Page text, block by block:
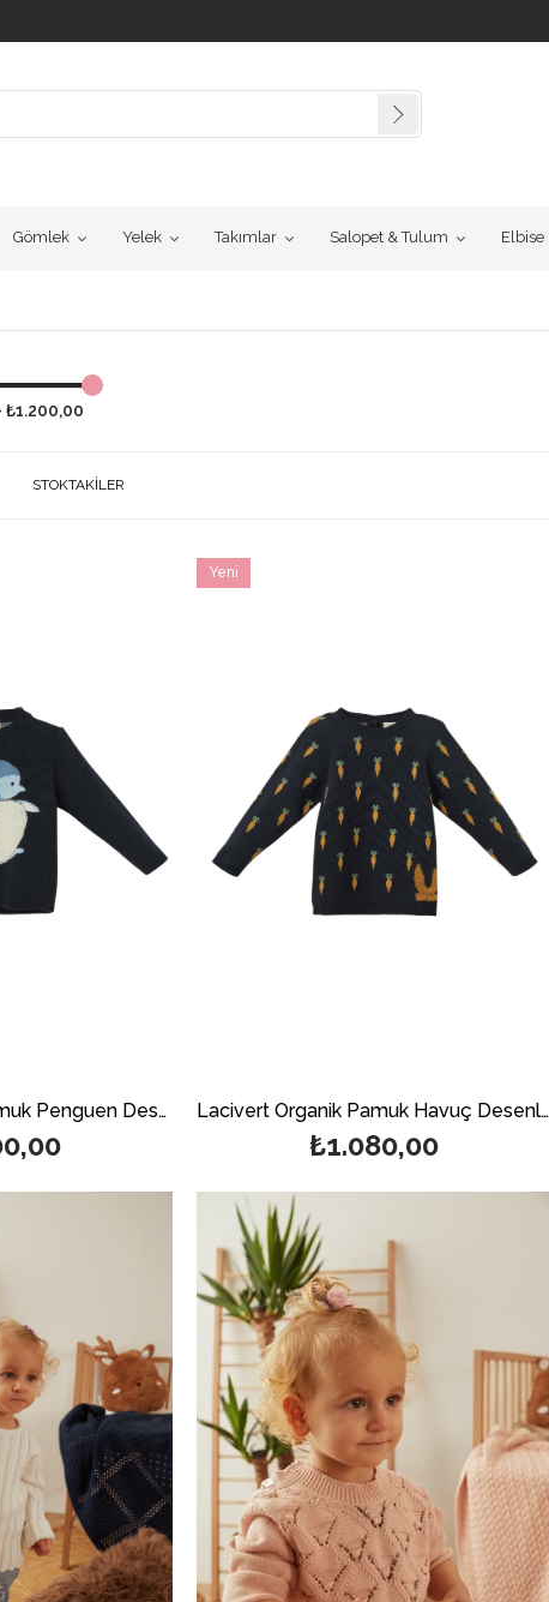
Gömlek Yelek Takımlar Salopet & Tulum Elbise
₺1.200,00
STOKTAKILER
Lacivert Organik Pamuk Penguen Desenli Kazak Lacivert Organik Pamuk Havuç Desenli Kazak
₺1.080,00
Yeni